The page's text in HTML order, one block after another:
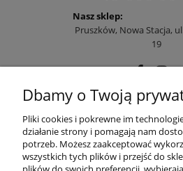
Nasz sklep:
Pruszków, Nowa Stacja,
19
POMOC
MOJE
Dbamy o Twoją
Pliki cookies i pokrewne im
działanie strony i pomagają nam
potrzeb. Możesz zaakceptować
wszystkich tych plików i przejść do